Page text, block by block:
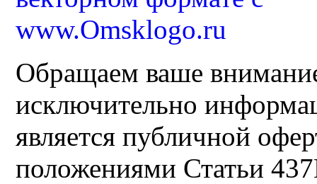
Обращаем ваше
исключительно
является публичной
положениями Статьи